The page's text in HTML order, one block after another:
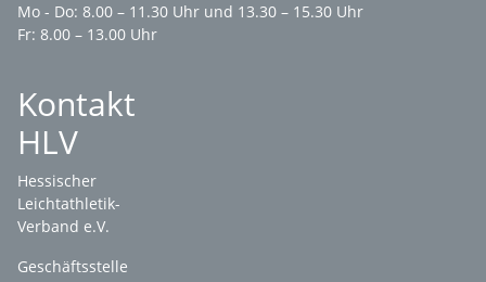
Mo - Do: 8.00 – 11.30 Uhr und 13.30 – 15.30 Uhr
Fr: 8.00 – 13.00 Uhr
Kontakt
HLV
Hessischer
Leichtathletik-
Verband e.V.
Geschäftsstelle